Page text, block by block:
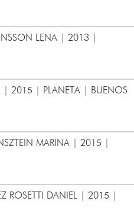
LENA | 2013 |
| 2015 | PLANETA | BUENOS
MARINA | 2015 |
ROSETTI DANIEL | 2015 |